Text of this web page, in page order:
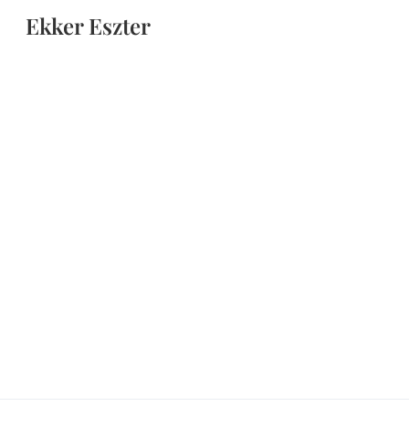
Ekker Eszter